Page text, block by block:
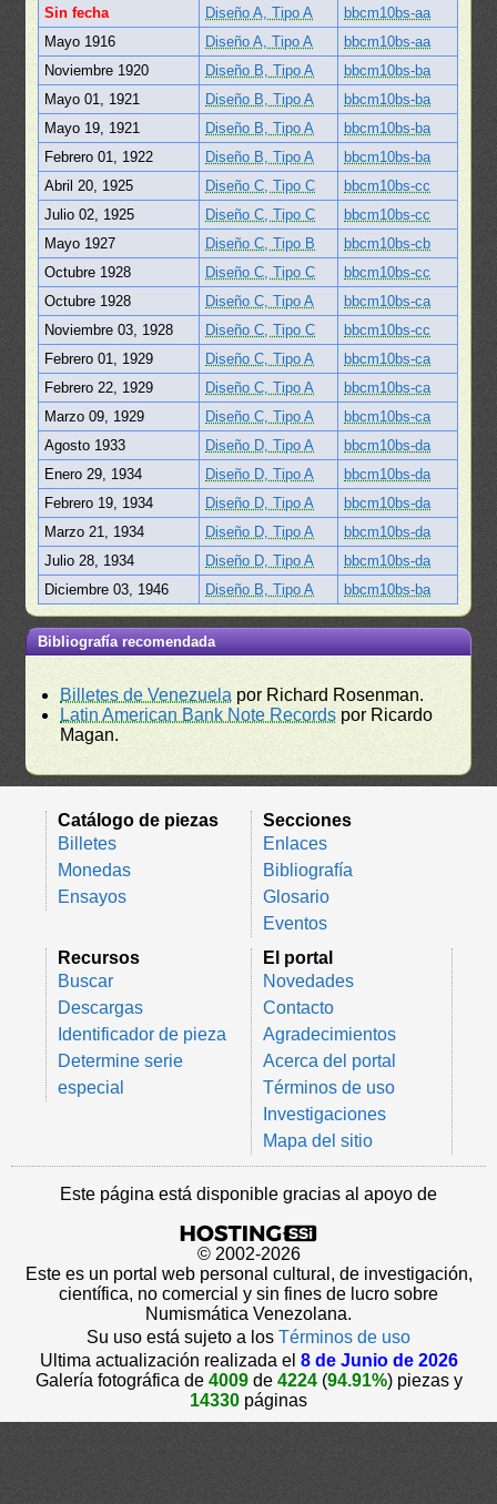
Sin fecha
Diseño A, Tipo A
bbcm10bs-aa
Mayo 1916
Diseño A, Tipo A
bbcm10bs-aa
Noviembre 1920
Diseño B, Tipo A
bbcm10bs-ba
Mayo 01, 1921
Diseño B, Tipo A
bbcm10bs-ba
Mayo 19, 1921
Diseño B, Tipo A
bbcm10bs-ba
Febrero 01, 1922
Diseño B, Tipo A
bbcm10bs-ba
Abril 20, 1925
Diseño C, Tipo C
bbcm10bs-cc
Julio 02, 1925
Diseño C, Tipo C
bbcm10bs-cc
Mayo 1927
Diseño C, Tipo B
bbcm10bs-cb
Octubre 1928
Diseño C, Tipo C
bbcm10bs-cc
Octubre 1928
Diseño C, Tipo A
bbcm10bs-ca
Noviembre 03, 1928
Diseño C, Tipo C
bbcm10bs-cc
Febrero 01, 1929
Diseño C, Tipo A
bbcm10bs-ca
Febrero 22, 1929
Diseño C, Tipo A
bbcm10bs-ca
Marzo 09, 1929
Diseño C, Tipo A
bbcm10bs-ca
Agosto 1933
Diseño D, Tipo A
bbcm10bs-da
Enero 29, 1934
Diseño D, Tipo A
bbcm10bs-da
Febrero 19, 1934
Diseño D, Tipo A
bbcm10bs-da
Marzo 21, 1934
Diseño D, Tipo A
bbcm10bs-da
Julio 28, 1934
Diseño D, Tipo A
bbcm10bs-da
Diciembre 03, 1946
Diseño B, Tipo A bbcm10bs-ba
Bibliografía recomendada
Billetes de Venezuela por Richard Rosenman.
Latin American Bank Note Records por Ricardo
Magan.
Catálogo de piezas
Billetes
Monedas
Ensayos
Secciones
Enlaces
Bibliografía
Glosario
Eventos
Recursos
Buscar
Descargas
Identificador de pieza
Determine serie
especial
El portal
Novedades
Contacto
Agradecimientos
Acerca del portal
Términos de uso
Investigaciones
Mapa del sitio
Este página está disponible gracias al apoyo de
© 2002-2026
Este es un portal web personal cultural, de investigación,
científica, no comercial y sin fines de lucro sobre
Numismática Venezolana.
Su uso está sujeto a los Términos de uso
Ultima actualización realizada el 8 de Junio de 2026
Galería fotográfica de 4009de 4224(94.91%) piezas y
14330 páginas